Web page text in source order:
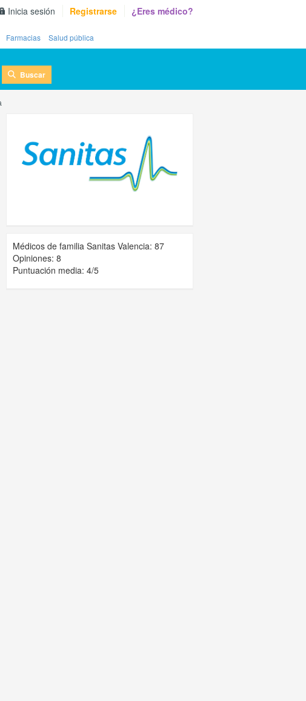
Inicia sesión Registrarse ¿Eres médico?
Farmacias Salud pública
Buscar
Médicos de familia Sanitas Valencia: 87
Opiniones: 8
Puntuación media: 4/5